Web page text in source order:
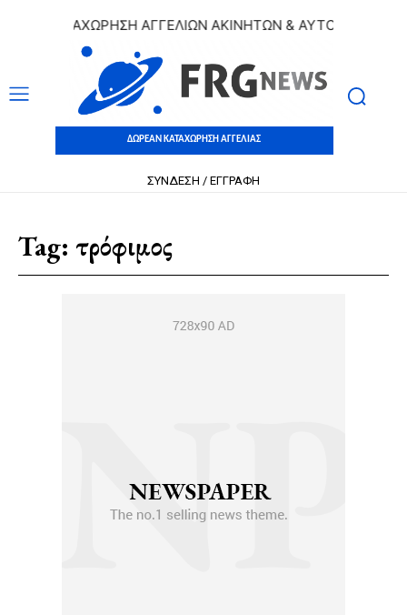
ΚΑΤΑΧΩΡΗΣΗ ΑΓΓΕΛΙΩΝ ΑΚΙΝΗΤΩΝ & ΑΥΤΟΚΙΝΗΤΩΝ |
ΔΩΡΕΑΝ ΚΑΤΑΧΩΡΗΣΗ ΑΓΓΕΛΙΑΣ
ΣΥΝΔΕΣΗ / ΕΓΓΡΑΦΗ
Tag: τρόφιμος